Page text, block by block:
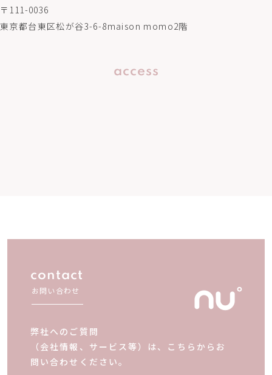
〒111-0036
東京都台東区松が谷3-6-8maison momo2階
access
contact
お問い合わせ
弊社へのご質問
（会社情報、サービス等）は、こちらからお
問い合わせください。